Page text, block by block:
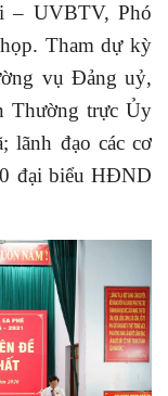
– UVBTV, Phó
Tham dự kỳ
vụ Đảng uỷ,
Thường trực Ủy
lãnh đạo các cơ
đại biểu HĐND